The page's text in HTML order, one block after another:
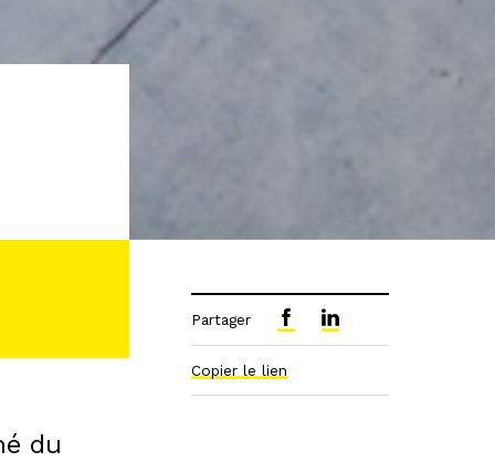
du
Partager
Copier le lien